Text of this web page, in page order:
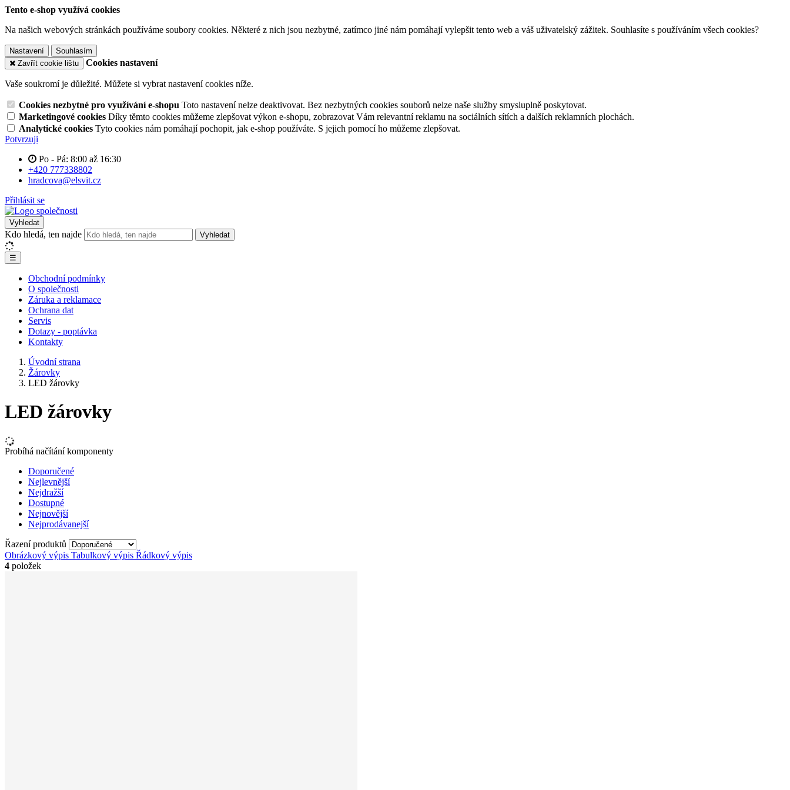
Tento e-shop využívá cookies
Na našich webových stránkách používáme soubory cookies. Některé z nich jsou nezbytné, zatímco jiné nám pomáhají vylepšit tento web a váš uživatelský zážitek. Souhlasíte s používáním všech cookies?
Nastavení
Souhlasím
Zavřít cookie lištu
Cookies nastavení
Vaše soukromí je důležité. Můžete si vybrat nastavení cookies níže.
Cookies nezbytné pro využívání e-shopu Toto nastavení nelze deaktivovat. Bez nezbytných cookies souborů nelze naše služby smysluplně poskytovat.
Marketingové cookies Díky těmto cookies můžeme zlepšovat výkon e-shopu, zobrazovat Vám relevantní reklamu na sociálních sítích a dalších reklamních plochách.
Analytické cookies Tyto cookies nám pomáhají pochopit, jak e-shop používáte. S jejich pomocí ho můžeme zlepšovat.
Potvrzuji
Po - Pá: 8:00 až 16:30
+420 777338802
hradcova@elsvit.cz
Přihlásit se
Vyhledat
Kdo hledá, ten najde Vyhledat
☰
Obchodní podmínky
O společnosti
Záruka a reklamace
Ochrana dat
Servis
Dotazy - poptávka
Kontakty
Úvodní strana
Žárovky
LED žárovky
LED žárovky
Probíhá načítání komponenty
Doporučené
Nejlevnější
Nejdražší
Dostupné
Nejnovější
Nejprodávanejší
Řazení produktů
Obrázkový výpis Tabulkový výpis Řádkový výpis
4 položek